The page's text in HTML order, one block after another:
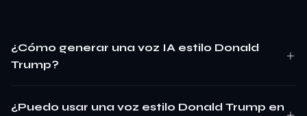
¿Cómo generar una voz IA estilo Donald
Trump?
¿Puedo usar una voz estilo Donald Trump en